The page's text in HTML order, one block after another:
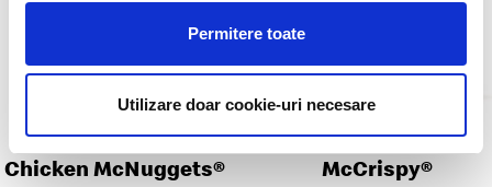
Permitere toate
Utilizare doar cookie-uri necesare
Chicken McNuggets® McCrispy®